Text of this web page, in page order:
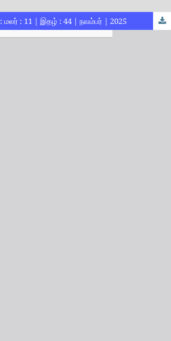
மலர் : 11 | இதழ் : 44 | நவம்பர் | 2025